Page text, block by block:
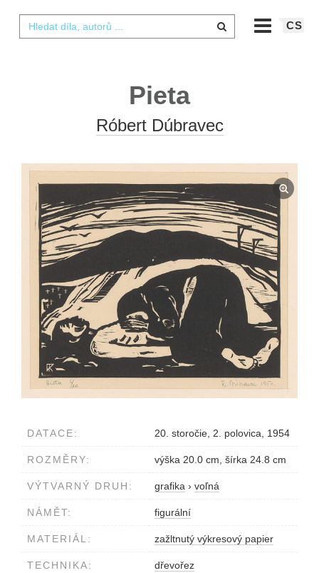
CS
Pieta
Róbert Dúbravec
DATACE: 20. storočie, 2. polovica, 1954
ROZMĚRY: výška 20.0 cm, šírka 24.8 cm
VÝTVARNÝ DRUH: grafika › voľná
NÁMĚT: figurální
MATERIÁL: zažltnutý výkresový papier
TECHNIKA: dřevořez